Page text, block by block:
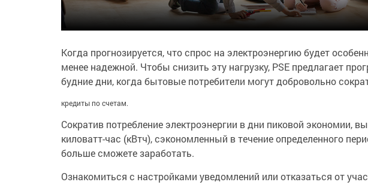
Когда прогнозируется, что спрос на электроэнергию будет
менее надежной. Чтобы снизить эту нагрузку, PSE предлагает
будние дни, когда бытовые потребители могут добровольно
кредиты по счетам.
Сократив потребление электроэнергии в дни пиковой экономии,
киловатт-час (кВтч), сэкономленный в течение определенного
больше сможете заработать.
Ознакомиться с настройками уведомлений или отказаться от